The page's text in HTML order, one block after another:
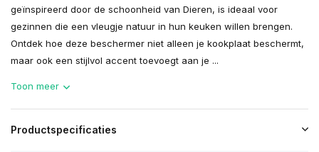
geïnspireerd door de schoonheid van Dieren, is ideaal voor
gezinnen die een vleugje natuur in hun keuken willen brengen.
Ontdek hoe deze beschermer niet alleen je kookplaat beschermt,
maar ook een stijlvol accent toevoegt aan je ...
Toon meer
Productspecificaties